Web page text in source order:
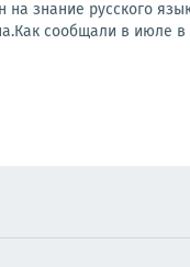
на знание русского
сообщали в июле в